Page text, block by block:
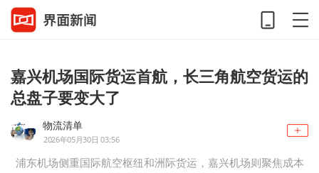
嘉兴机场国际货运首航，长三角航空货运的
总盘子要变大了
物流清单
2026年05月30日 03:56
浦东机场侧重国际航空枢纽和洲际货运，嘉兴机场则聚焦成本